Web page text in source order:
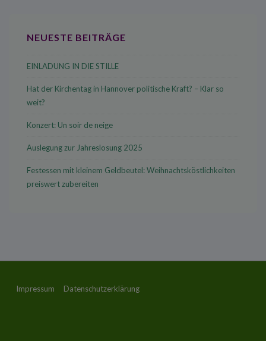
NEUESTE BEITRÄGE
EINLADUNG IN DIE STILLE
Hat der Kirchentag in Hannover politische Kraft? – Klar so
weit?
Konzert: Un soir de neige
Auslegung zur Jahreslosung 2025
Festessen mit kleinem Geldbeutel: Weihnachtsköstlichkeiten
preiswert zubereiten
Footer-
Impressum Datenschutzerklärung